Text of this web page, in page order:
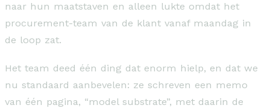
naar hun maatstaven en alleen lukte omdat het
procurement-team van de klant vanaf maandag in
de loop zat.
Het team deed één ding dat enorm hielp, en dat we
nu standaard aanbevelen: ze schreven een memo
van één pagina, “model substrate”, met daarin de